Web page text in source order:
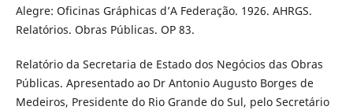
Alegre: Oficinas Gráphicas d’A Federação. 1926. AHRGS.
Relatórios. Obras Públicas. OP 83.
Relatório da Secretaria de Estado dos Negócios das Obras
Públicas. Apresentado ao Dr Antonio Augusto Borges de
Medeiros, Presidente do Rio Grande do Sul, pelo Secretário